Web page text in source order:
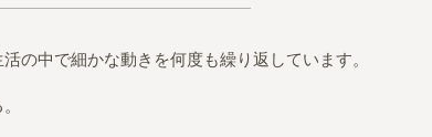
の中で細かな動きを何度も繰り返しています。